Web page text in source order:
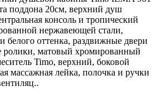
поддона 20см, верхний душ
консоль и тропический
нержавеющей стали,
белого оттенка, раздвижные двери
матовый хромированный
Timo, верхний, боковой
массажная лейка, полочка и ручки